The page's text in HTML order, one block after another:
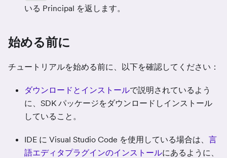
いる Principal を返します。
始める前に
チュートリアルを始める前に、以下を確認してください：
ダウンロードとインストールで説明されているよう
に、SDK パッケージをダウンロードしインストール
していること。
IDE に Visual Studio Code を使用している場合は、 言
語エディタプラグインのインストールにあるように、